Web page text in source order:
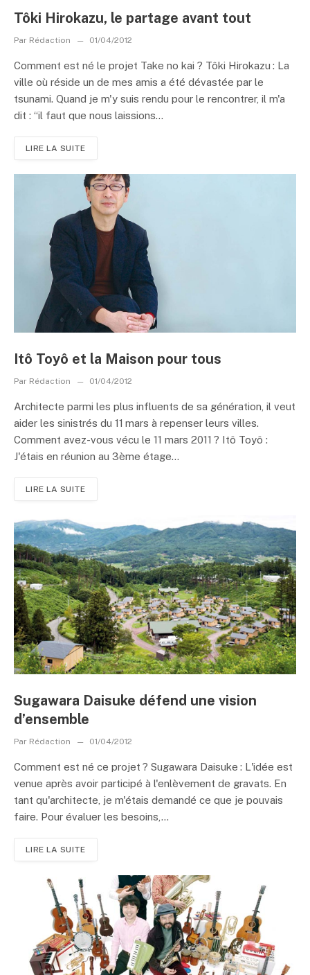
Tôki Hirokazu, le partage avant tout
Par Rédaction 01/04/2012
Comment est né le projet Take no kai ? Tôki Hirokazu : La
ville où réside un de mes amis a été dévastée par le
tsunami. Quand je m'y suis rendu pour le rencontrer, il m'a
dit : “il faut que nous laissions...
LIRE LA SUITE
Itô Toyô et la Maison pour tous
Par Rédaction 01/04/2012
Architecte parmi les plus influents de sa génération, il veut
aider les sinistrés du 11 mars à repenser leurs villes.
Comment avez-vous vécu le 11 mars 2011 ? Itô Toyô :
J'étais en réunion au 3ème étage...
LIRE LA SUITE
Sugawara Daisuke défend une vision
d’ensemble
Par Rédaction 01/04/2012
Comment est né ce projet ? Sugawara Daisuke : L'idée est
venue après avoir participé à l'enlèvement de gravats. En
tant qu'architecte, je m'étais demandé ce que je pouvais
faire. Pour évaluer les besoins,...
LIRE LA SUITE